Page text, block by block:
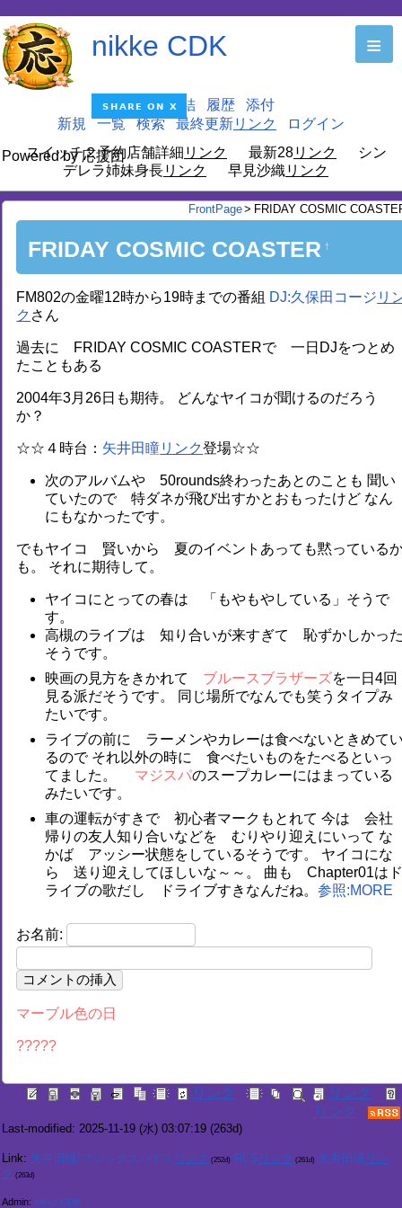
nikke CDK
Powered by 応援団
≡
編集 凍結 履歴
添付
新規
一覧 検索 最終更新
ログイン
スイッチ２予約店舗詳細
最新28
シン
デレラ姉妹身長
早見沙織
FrontPage> FRIDAY COSMIC
FRIDAY COSMIC COASTER †
FM802の金曜12時から19時までの番組 DJ:久保田コージ
さん
過去に FRIDAY COSMIC COASTERで 一日DJをつとめ
たこともある
2004年3月26日も期待。 どんなヤイコが聞けるのだろう
か？
☆☆４時台： 矢井田瞳 登場☆☆
次のアルバムや 50rounds終わったあとのことも 聞い
ていたので 特ダネが飛び出すかとおもったけど なん
にもなかったです。
でもヤイコ 賢いから 夏のイベントあっても黙っている
も。 それに期待して。
ヤイコにとっての春は 「もやもやしている」そうで
す。
高槻のライブは 知り合いが来すぎて 恥ずかしかっ
そうです。
映画の見方をきかれて ブルースブラザーズを一日4回
見る派だそうです。 同じ場所でなんでも笑うタイプみ
たいです。
ライブの前に ラーメンやカレーは食べないときめて
るので それ以外の時に 食べたいものをたべるといっ
てました。 マジスパのスープカレーにはまっている
みたいです。
車の運転がすきで 初心者マークもとれて 今は 会社
帰りの友人知り合いなどを むりやり迎えにいって な
かば アッシー状態をしているそうです。 ヤイコにな
ら 送り迎えしてほしいな～～。 曲も Chapter01は
ライブの歌だし ドライブすきなんだね。参照:MORE
お名前:
マーブル色の日
?????
Last-modified: 2025-11-19 (水) 03:07:19 (263d)
Link: 矢井田瞳/マジックスパイス (252d) RCS (261d) 矢井田瞳
(263d)
Admin: nikke CDK